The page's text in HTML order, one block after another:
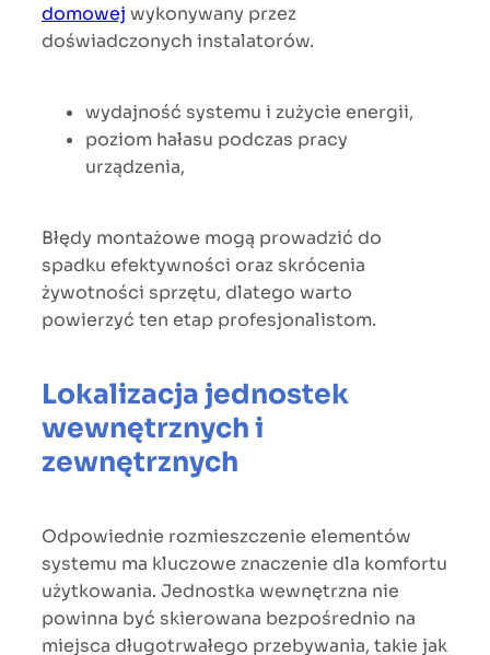
domowej wykonywany przez
doświadczonych instalatorów.
wydajność systemu i zużycie energii,
poziom hałasu podczas pracy
urządzenia,
Błędy montażowe mogą prowadzić do
spadku efektywności oraz skrócenia
żywotności sprzętu, dlatego warto
powierzyć ten etap profesjonalistom.
Lokalizacja jednostek
wewnętrznych i
zewnętrznych
Odpowiednie rozmieszczenie elementów
systemu ma kluczowe znaczenie dla komfortu
użytkowania. Jednostka wewnętrzna nie
powinna być skierowana bezpośrednio na
miejsca długotrwałego przebywania, takie jak